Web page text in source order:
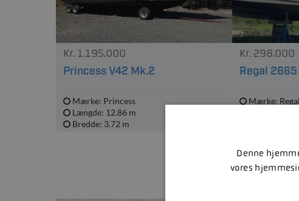
Kr. 1.195.000
Princess V42 Mk.2
Mærke: Princess
Længde: 12.86 m
Bredde: 3.72 m
Kr. 298.000
Regal 2665
Mærke: Regal
Denne
vores